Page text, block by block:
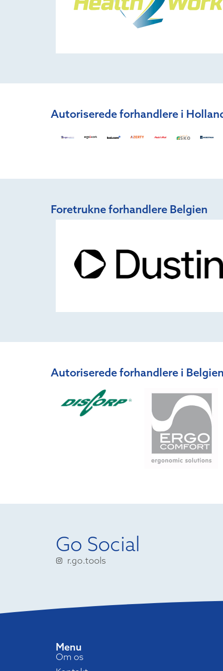
Autoriserede forhandlere i
Foretrukne forhandlere Belgien
Autoriserede forhandlere i
Go Social
r.go.tools
Menu
Om os